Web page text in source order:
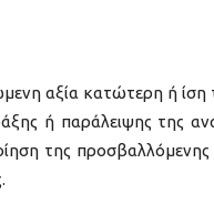
αξία κατώτερη ή
ή παράλειψης της
της